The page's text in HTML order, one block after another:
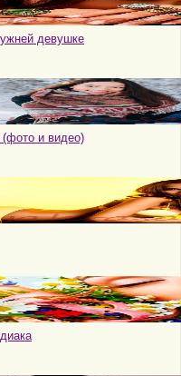
девушке
(фото и видео)